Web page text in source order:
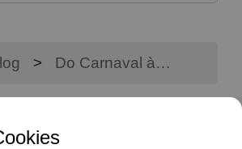
Do Carnaval à
Profissões